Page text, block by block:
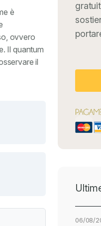
è
ovvero
Il quantum
il
06/08/